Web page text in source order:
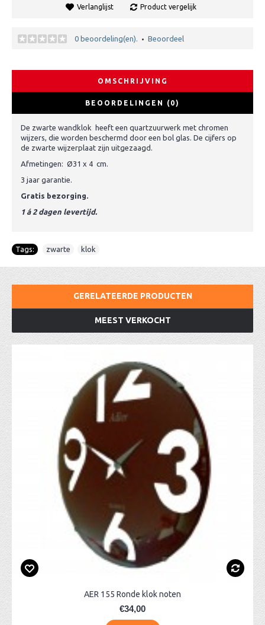
Verlanglijst Product vergelijk
0 beoordeling(en). • Beoordeel
OMSCHRIJVING
BEOORDELINGEN (0)
De zwarte wandklok heeft een quartzuurwerk met chromen
wijzers, die worden beschermd door een bol glas. De cijfers op
de zwarte wijzerplaat zijn uitgezaagd.
Afmetingen: Ø31 x 4 cm.
3 jaar garantie.
Gratis bezorging.
1 á 2 dagen levertijd.
Tags: zwarte klok
GERELATEERDE PRODUCTEN
MEEST VERKOCHT
AER 155 Ronde klok noten
€34,00